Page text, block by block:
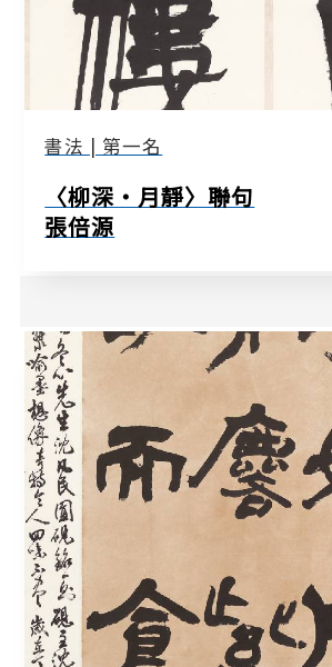
書法 | 第一名
〈柳深‧月靜〉聯句
張倍源